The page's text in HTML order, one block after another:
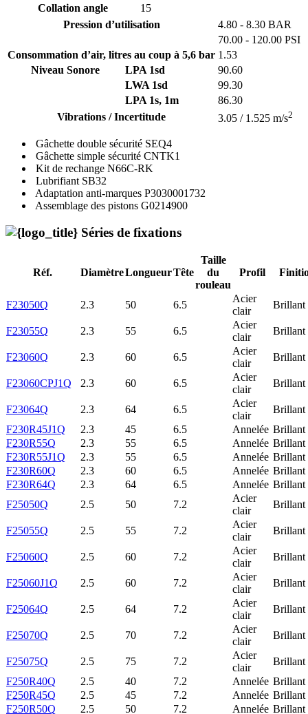
Collation angle
15
Pression d’utilisation
4.80 - 8.30 BAR
70.00 - 120.00 PSI
Consommation d’air, litres au coup à 5,6 bar 1.53
Niveau Sonore
LPA 1sd
90.60
LWA 1sd
99.30
LPA 1s, 1m
86.30
Vibrations / Incertitude
3.05 / 1.525 m/s2
Gâchette double sécurité SEQ4
Gâchette simple sécurité CNTK1
Kit de rechange N66C-RK
Lubrifiant SB32
Adaptation anti-marques P3030001732
Assemblage des pistons G0214900
Séries de fixations
Réf. DiamètreLongueurTête
Taille
du
rouleau
Profil
F23050Q 2.3 50 6.5
Acier
clair
Brillant
F23055Q 2.3 55 6.5
Acier
clair
Brillant
F23060Q 2.3 60 6.5
Acier
clair
Brillant
F23060CPJ1Q 2.3 60 6.5
Acier
clair
Brillant
F23064Q 2.3 64 6.5
Acier
clair
Brillant
F230R45J1Q
2.3 45 6.5 Annelée Brillant
F230R55Q
2.3 55 6.5 Annelée Brillant
F230R55J1Q
2.3 55 6.5 Annelée Brillant
F230R60Q
2.3 60 6.5 Annelée Brillant
F230R64Q
2.3 64 6.5 Annelée Brillant
F25050Q
2.5 50 7.2
Acier
clair
Brillant
F25055Q 2.5 55 7.2
Acier
clair
Brillant
F25060Q 2.5 60 7.2
Acier
clair
Brillant
F25060J1Q 2.5 60 7.2
Acier
clair
Brillant
F25064Q 2.5 64 7.2
Acier
clair
Brillant
F25070Q 2.5 70 7.2
Acier
clair
Brillant
F25075Q 2.5 75 7.2
Acier
clair
Brillant
F250R40Q
2.5 40 7.2 Annelée Brillant
F250R45Q
2.5 45 7.2 Annelée Brillant
F250R50Q
2.5 50 7.2 Annelée Brillant